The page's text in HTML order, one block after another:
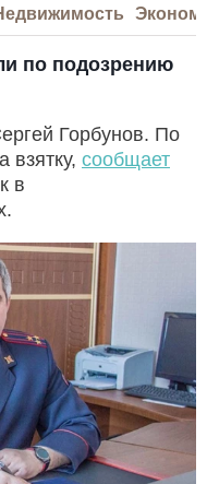
по подозрению
Горбунов. По
взятку, сообщает
в